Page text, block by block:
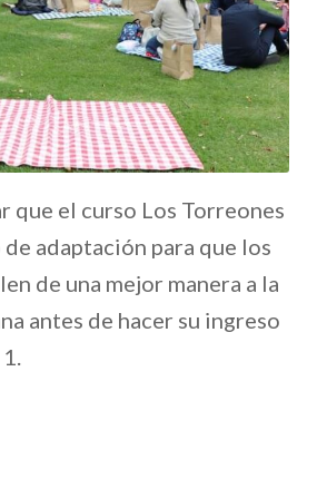
que el curso Los Torreones
adaptación para que los
de una mejor manera a la
antes de hacer su ingreso